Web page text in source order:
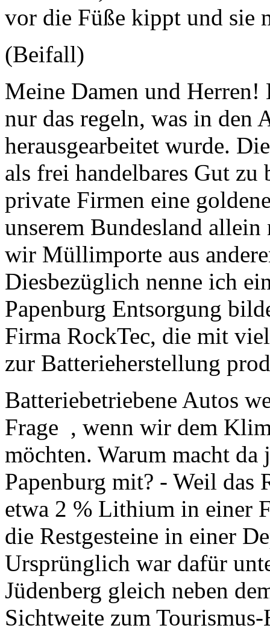
vor die Füße kippt und sie
(Beifall)
Meine Damen und Herren!
nur das regeln, was in den
herausgearbeitet wurde.
als frei handelbares Gut
private Firmen eine
unserem Bundesland
wir Müllimporte aus
Diesbezüglich nenne ich
Papenburg Entsorgung
Firma RockTec, die mit
zur Batterieherstellung
Batteriebetriebene Autos
Frage , wenn wir dem
möchten. Warum macht
Papenburg mit? - Weil das
etwa 2 % Lithium in einer
die Restgesteine in einer
Ursprünglich war dafür
Jüdenberg gleich neben
Sichtweite zum